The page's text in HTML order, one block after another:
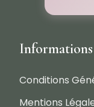
Informations
Conditions
Mentions